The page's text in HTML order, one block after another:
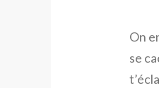
On
se